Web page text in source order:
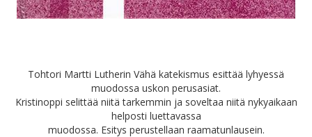
Tohtori Martti Lutherin Vähä katekismus esittää lyhyessä
muodossa uskon perusasiat.
Kristinoppi selittää niitä tarkemmin ja soveltaa niitä nykyaikaan
helposti luettavassa
muodossa. Esitys perustellaan raamatunlausein.